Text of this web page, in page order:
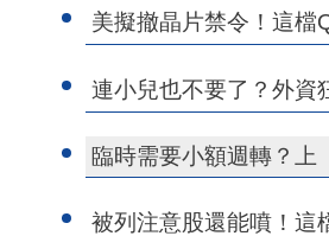
美擬撤晶片禁令！這
連小兒也不要了？外
臨時需要小額週轉？上
被列注意股還能噴！